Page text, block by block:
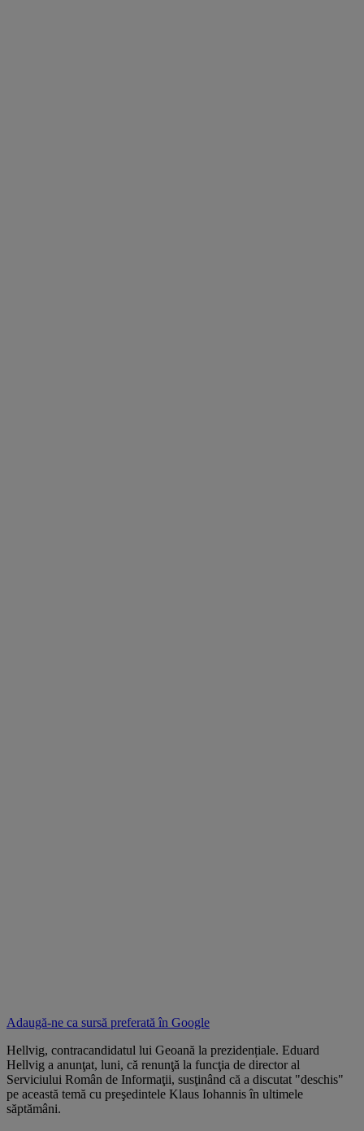
Adaugă-ne ca sursă preferată în Google
Hellvig, contracandidatul lui Geoană la prezidențiale. Eduard
Hellvig a anunţat, luni, că renunţă la funcţia de director al
Serviciului Român de Informaţii, susţinând că a discutat "deschis"
pe această temă cu preşedintele Klaus Iohannis în ultimele
săptămâni.